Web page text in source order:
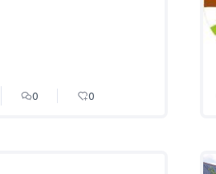
0 0